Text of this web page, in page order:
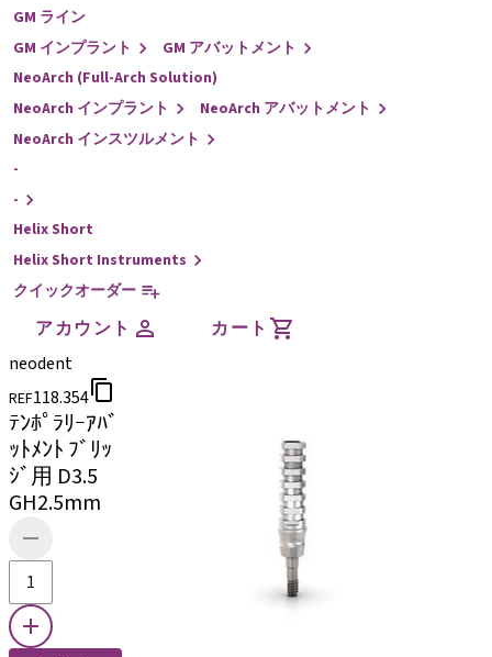
GM ライン
GM インプラント
GM アバットメント
NeoArch (Full-Arch Solution)
NeoArch インプラント
NeoArch アバットメント
NeoArch インスツルメント
-
-
Helix Short
Helix Short Instruments
クイックオーダー
アカウント
カート
neodent
REF118.354
ﾃﾝﾎﾟﾗﾘｰｱﾊﾞ
ｯﾄﾒﾝﾄ ﾌﾞﾘｯ
ｼﾞ用 D3.5
GH2.5mm